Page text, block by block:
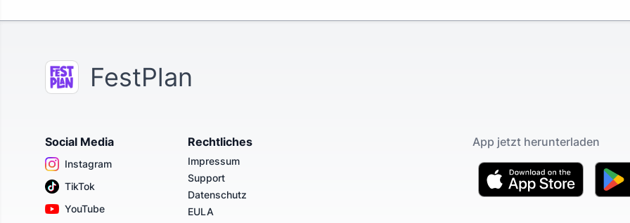
FestPlan
Social Media
Instagram
TikTok
YouTube
Rechtliches
Impressum
Support
Datenschutz
EULA
App jetzt herunterladen